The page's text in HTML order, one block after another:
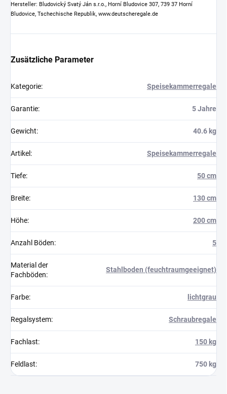
Hersteller: Bludovický Svatý Ján s.r.o., Horní Bludovice 307, 739 37 Horní
Bludovice, Tschechische Republik, www.deutscheregale.de
Zusätzliche Parameter
Kategorie: Speisekammerregale
Garantie: 5 Jahre
Gewicht: 40.6 kg
Artikel : Speisekammerregale
Tiefe: 50 cm
Breite: 130 cm
Höhe: 200 cm
Anzahl Böden: 5
Material der
Fachböden:
Stahlboden (feuchtraumgeeignet)
Farbe: lichtgrau
Regalsystem: Schraubregale
Fachlast: 150 kg
Feldlast: 750 kg